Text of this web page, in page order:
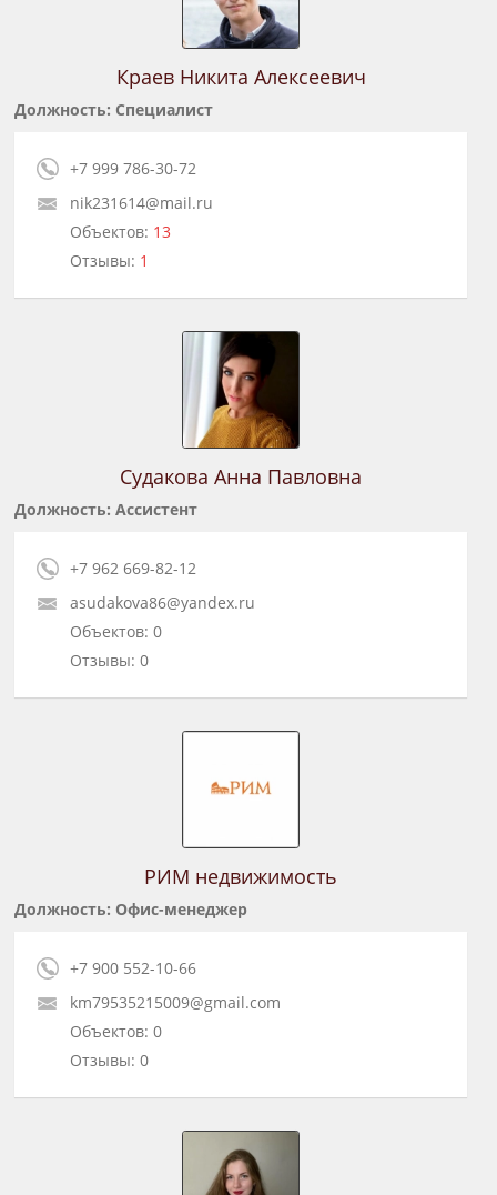
Краев Никита Алексеевич
Должность: Специалист
+7 999 786-30-72
nik231614@mail.ru
Объектов: 13
Отзывы: 1
Судакова Анна Павловна
Должность: Ассистент
+7 962 669-82-12
asudakova86@yandex.ru
Объектов: 0
Отзывы: 0
РИМ недвижимость
Должность: Офис-менеджер
+7 900 552-10-66
km79535215009@gmail.com
Объектов: 0
Отзывы: 0